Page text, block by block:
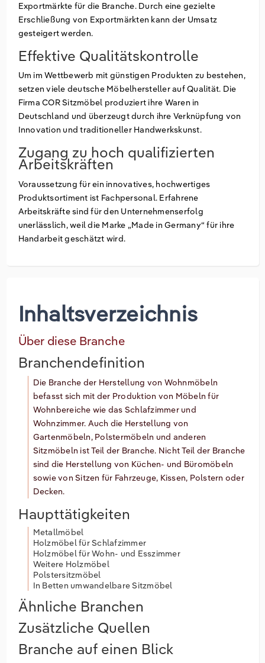
Exportmärkte für die Branche. Durch eine gezielte
Erschließung von Exportmärkten kann der Umsatz
gesteigert werden.
Effektive Qualitätskontrolle
Um im Wettbewerb mit günstigen Produkten zu bestehen,
setzen viele deutsche Möbelhersteller auf Qualität. Die
Firma COR Sitzmöbel produziert ihre Waren in
Deutschland und überzeugt durch ihre Verknüpfung von
Innovation und traditioneller Handwerkskunst.
Zugang zu hoch qualifizierten
Arbeitskräften
Voraussetzung für ein innovatives, hochwertiges
Produktsortiment ist Fachpersonal. Erfahrene
Arbeitskräfte sind für den Unternehmenserfolg
unerlässlich, weil die Marke „Made in Germany“ für ihre
Handarbeit geschätzt wird.
Inhaltsverzeichnis
Über diese Branche
Branchendefinition
Die Branche der Herstellung von Wohnmöbeln
befasst sich mit der Produktion von Möbeln für
Wohnbereiche wie das Schlafzimmer und
Wohnzimmer. Auch die Herstellung von
Gartenmöbeln, Polstermöbeln und anderen
Sitzmöbeln ist Teil der Branche. Nicht Teil der Branche
sind die Herstellung von Küchen- und Büromöbeln
sowie von Sitzen für Fahrzeuge, Kissen, Polstern oder
Decken.
Haupttätigkeiten
Metallmöbel
Holzmöbel für Schlafzimmer
Holzmöbel für Wohn- und Esszimmer
Weitere Holzmöbel
Polstersitzmöbel
In Betten umwandelbare Sitzmöbel
Ähnliche Branchen
Zusätzliche Quellen
Branche auf einen Blick